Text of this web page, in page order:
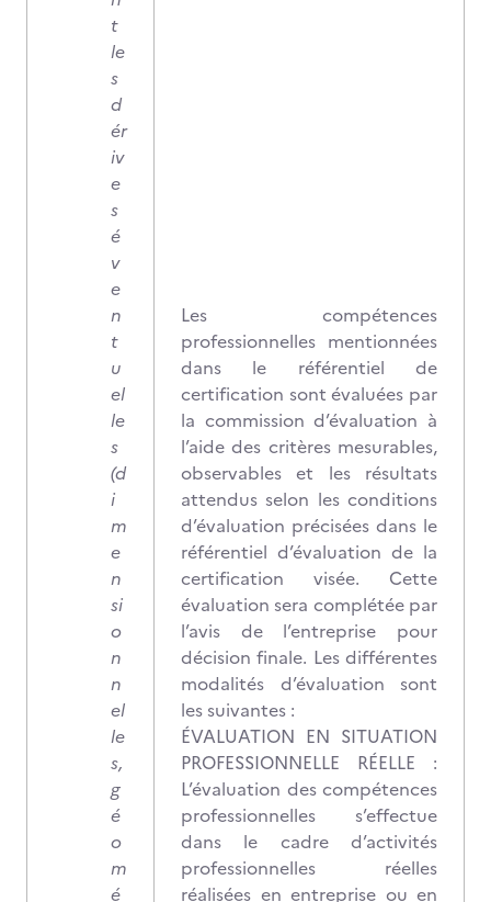
t
le
s
d
ér
iv
e
s
é
v
e
n
t
u
el
le
s
(d
i
m
e
n
si
o
n
n
el
le
s,
g
é
o
m
é
Les compétences
professionnelles mentionnées
dans le référentiel de
certification sont évaluées par
la commission d’évaluation à
l’aide des critères mesurables,
observables et les résultats
attendus selon les conditions
d’évaluation précisées dans le
référentiel d’évaluation de la
certification visée. Cette
évaluation sera complétée par
l’avis de l’entreprise pour
décision finale. Les différentes
modalités d’évaluation sont
les suivantes :
ÉVALUATION EN SITUATION
PROFESSIONNELLE RÉELLE :
L’évaluation des compétences
professionnelles s’effectue
dans le cadre d’activités
professionnelles réelles
réalisées en entreprise ou en